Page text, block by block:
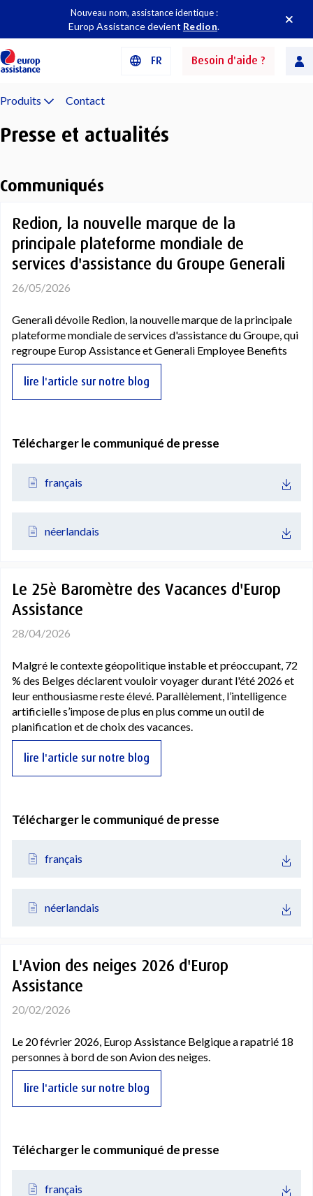
Nouveau nom, assistance identique :
Europ Assistance devient Redion.
FR Besoin d'aide ?
Produits Contact
Presse et actualités
Communiqués
Redion, la nouvelle marque de la
principale plateforme mondiale de
services d'assistance du Groupe Generali
26/05/2026
Generali dévoile Redion, la nouvelle marque de la principale
plateforme mondiale de services d'assistance du Groupe, qui
regroupe Europ Assistance et Generali Employee Benefits
lire l'article sur notre blog
Télécharger le communiqué de presse
français
néerlandais
Le 25è Baromètre des Vacances d'Europ
Assistance
28/04/2026
Malgré le contexte géopolitique instable et préoccupant, 72
% des Belges déclarent vouloir voyager durant l'été 2026 et
leur enthousiasme reste élevé. Parallèlement, l’intelligence
artificielle s’impose de plus en plus comme un outil de
planification et de choix des vacances.
lire l'article sur notre blog
Télécharger le communiqué de presse
français
néerlandais
L'Avion des neiges 2026 d'Europ
Assistance
20/02/2026
Le 20 février 2026, Europ Assistance Belgique a rapatrié 18
personnes à bord de son Avion des neiges.
lire l'article sur notre blog
Télécharger le communiqué de presse
français